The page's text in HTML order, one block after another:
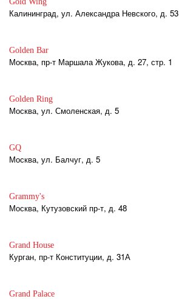
Калининград, ул. Александра Невского, д. 53
Golden Bar
Москва, пр-т Маршала Жукова, д. 27, стр. 1
Golden Ring
Москва, ул. Смоленская, д. 5
GQ
Москва, ул. Балчуг, д. 5
Grammy's
Москва, Кутузовский пр-т, д. 48
Grand House
Курган, пр-т Конституции, д. 31А
Grand Palace